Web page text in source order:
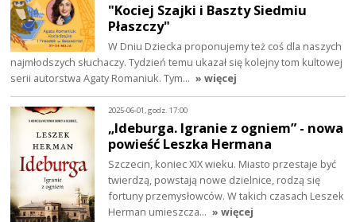
"Kociej Szajki i Baszty Siedmiu
Płaszczy"
W Dniu Dziecka proponujemy też coś dla naszych
najmłodszych słuchaczy. Tydzień temu ukazał się kolejny tom kultowej
serii autorstwa Agaty Romaniuk. Tym… » więcej
2025-06-01, godz. 17:00
„Ideburga. Igranie z ogniem” - nowa
powieść Leszka Hermana
Szczecin, koniec XIX wieku. Miasto przestaje być
twierdzą, powstają nowe dzielnice, rodzą się
fortuny przemysłowców. W takich czasach Leszek
Herman umieszcza… » więcej